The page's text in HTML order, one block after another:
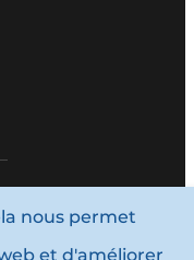
Group.
nous permet
et d'améliorer